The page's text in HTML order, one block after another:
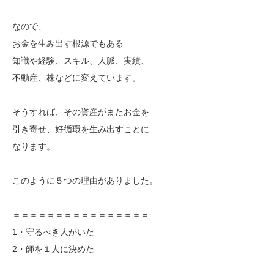
なので、
お金を生み出す根源でもある
知識や経験、スキル、人脈、実績、
不動産、株などに変えています。
そうすれば、その資産がまたお金を
引き寄せ、好循環を生み出すことに
なります。
このように５つの理由がありました。
＝＝＝＝＝＝＝＝＝＝＝＝＝＝＝＝
1・守るべき人がいた
2・師を１人に決めた